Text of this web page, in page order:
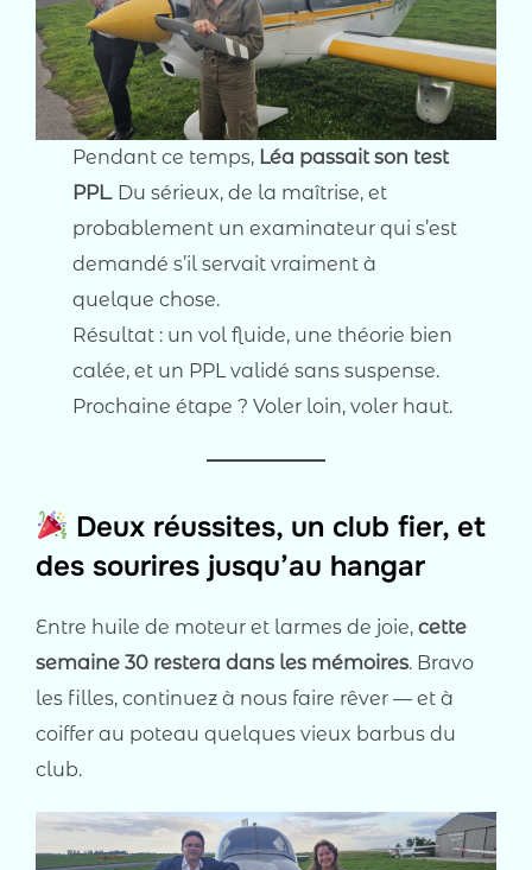
Pendant ce temps, Léa passait son test
PPL. Du sérieux, de la maîtrise, et
probablement un examinateur qui s’est
demandé s’il servait vraiment à
quelque chose.
Résultat : un vol fluide, une théorie bien
calée, et un PPL validé sans suspense.
Prochaine étape ? Voler loin, voler haut.
Deux réussites, un club fier, et
des sourires jusqu’au hangar
Entre huile de moteur et larmes de joie, cette
semaine 30 restera dans les mémoires. Bravo
les filles, continuez à nous faire rêver — et à
coiffer au poteau quelques vieux barbus du
club.